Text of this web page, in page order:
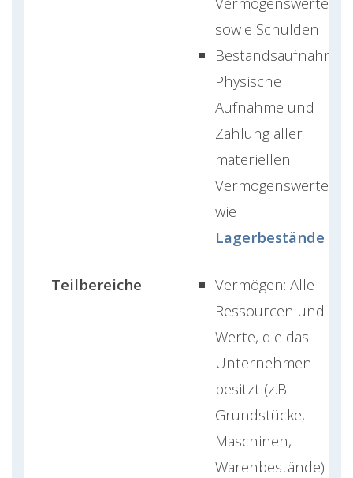
sowie Schulden
Bestandsaufnahme:
Physische
Aufnahme und
Zählung aller
materiellen
Vermögenswerte,
wie
Lagerbestände
Teilbereiche
Vermögen: Alle
Ressourcen und
Werte, die das
Unternehmen
besitzt (z.B.
Grundstücke,
Maschinen,
Warenbestände)